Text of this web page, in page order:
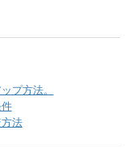
プ方法。
法